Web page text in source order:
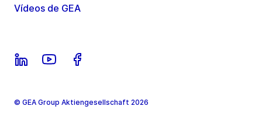
Vídeos de GEA
© GEA Group Aktiengesellschaft 2026